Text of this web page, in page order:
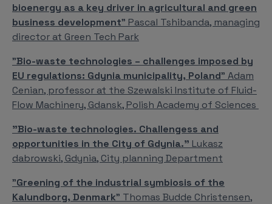
bioenergy as a key driver in agricultural and green
business development" Pascal Tshibanda, managing
director at Green Tech Park
"Bio-waste technologies – challenges imposed by
EU regulations: Gdynia municipality, Poland" Adam
Cenian, professor at the Szewalski Institute of Fluid-
Flow Machinery, Gdansk, Polish Academy of Sciences
"Bio-waste technologies. Challengess and
opportunities in the City of Gdynia." Lukasz
dabrowski, Gdynia, City planning Department
"Greening of the industrial symbiosis of the
Kalundborg, Denmark" Thomas Budde Christensen,